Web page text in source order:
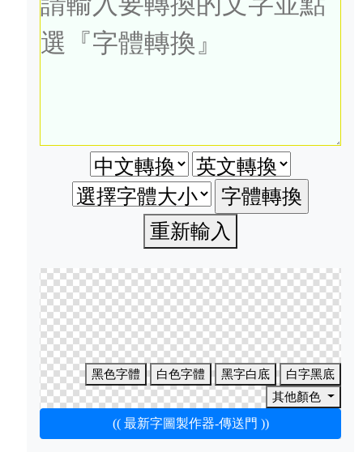
重新輸入
黑色字體 白色字體 黑字白底
白字黑底
其他顏色
(( 最新字圖製作器-傳送門 ))